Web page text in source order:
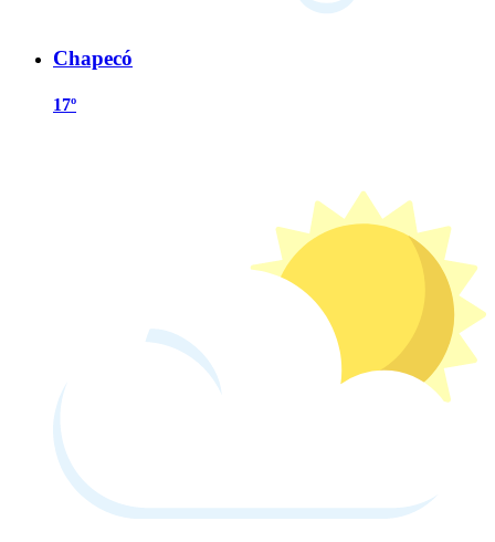
Chapecó
17º